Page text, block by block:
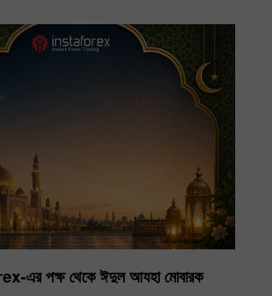
এর পক্ষ থেকে ঈদুল আযহা মোবারক